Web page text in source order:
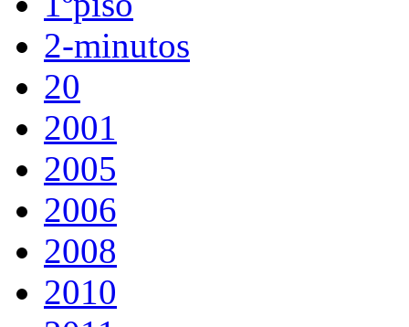
2-minutos
20
2001
2005
2006
2008
2010